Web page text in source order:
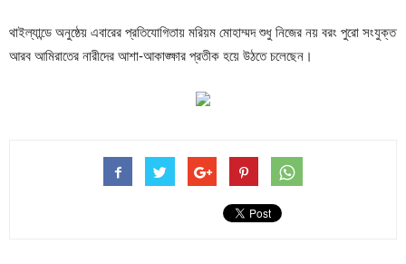
থাইল্যান্ডে অনুষ্ঠেয় এবারের প্রতিযোগিতায় মরিয়ম মোহাম্মদ শুধু নিজের নয় বরং পুরো সংযুক্ত
আরব আমিরাতের নারীদের আশা-আকাঙ্ক্ষার প্রতীক হয়ে উঠতে চলেছেন।